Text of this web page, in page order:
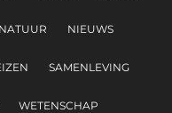
NATUUR NIEUWS
SAMENLEVING
WETENSCHAP